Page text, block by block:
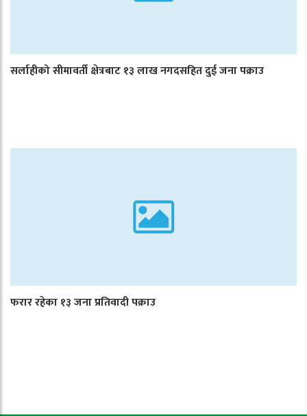
सर्लाहीको सीमावर्ती क्षेत्रबाट १३ लाख नगदसहित दुई जना पक्राउ
फरार रहेका १३ जना प्रतिवादी पक्राउ